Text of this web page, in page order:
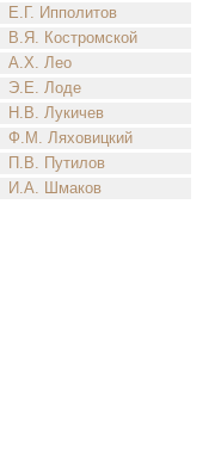
Е.Г. Ипполитов
В.Я. Костромской
А.Х. Лео
Э.Е. Лоде
Н.В. Лукичев
Ф.М. Ляховицкий
П.В. Путилов
И.А. Шмаков